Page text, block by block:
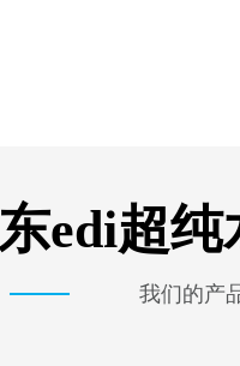
edi超
我们的产